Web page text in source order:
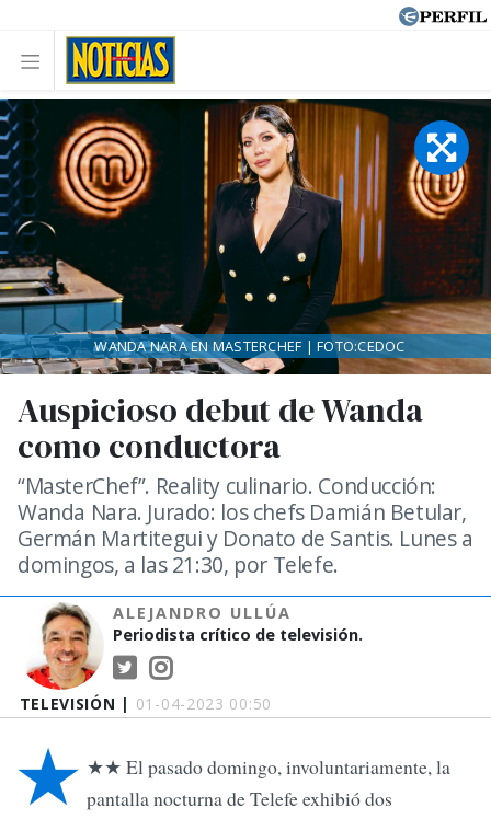
TELEVISIÓN | 01-04-2023 00:50
Auspicioso debut de Wanda
como conductora
“MasterChef”. Reality culinario. Conducción:
Wanda Nara. Jurado: los chefs Damián Betular,
Germán Martitegui y Donato de Santis. Lunes a
domingos, a las 21:30, por Telefe.
ALEJANDRO ULLÚA
Periodista crítico de televisión.
WANDA NARA EN MASTERCHEF | FOTO:CEDOC
★ ★★ El pasado domingo, involuntariamente, la
pantalla nocturna de Telefe exhibió dos